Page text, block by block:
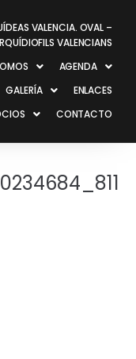
VALENCIA. OVAL –
VALENCIANS
AGENDA
GALERÍA
ENLACES
CONTACTO